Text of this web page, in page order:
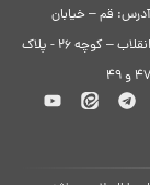
آدرس: قم – خیابان
انقلاب – کوچه 26 - پلاک
47 و 49